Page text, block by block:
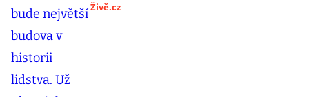
Živě.cz